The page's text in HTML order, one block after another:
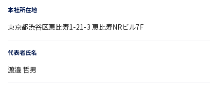
本社所在地
東京都渋谷区恵比寿1-21-3 恵比寿NRビル7F
代表者氏名
渡邉 哲男